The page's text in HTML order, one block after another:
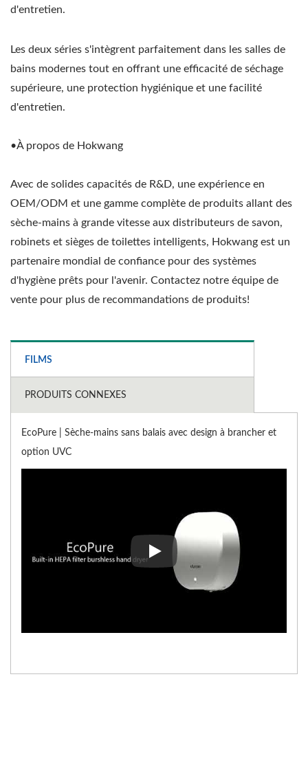
d'entretien.
Les deux séries s'intègrent parfaitement dans les salles de
bains modernes tout en offrant une efficacité de séchage
supérieure, une protection hygiénique et une facilité
d'entretien.
•À propos de Hokwang
Avec de solides capacités de R&D, une expérience en
OEM/ODM et une gamme complète de produits allant des
sèche-mains à grande vitesse aux distributeurs de savon,
robinets et sièges de toilettes intelligents, Hokwang est un
partenaire mondial de confiance pour des systèmes
d'hygiène prêts pour l'avenir. Contactez notre équipe de
vente pour plus de recommandations de produits!
FILMS
PRODUITS CONNEXES
EcoPure | Sèche-mains sans balais avec design à brancher et
option UVC
EcoPure | Sèche-mains sans